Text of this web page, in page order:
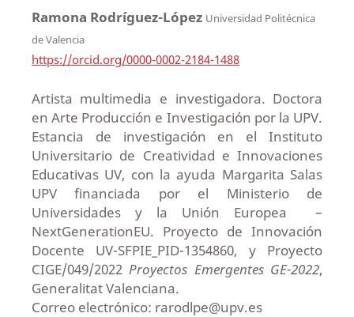
Ramona Rodríguez-López Universidad Politécnica
de Valencia
https://orcid.org/0000-0002-2184-1488
Artista multimedia e investigadora. Doctora
en Arte Producción e Investigación por la UPV.
Estancia de investigación en el Instituto
Universitario de Creatividad e Innovaciones
Educativas UV, con la ayuda Margarita Salas
UPV financiada por el Ministerio de
Universidades y la Unión Europea –
NextGenerationEU. Proyecto de Innovación
Docente UV-SFPIE_PID-1354860, y Proyecto
CIGE/049/2022Proyectos Emergentes GE-2022,
Generalitat Valenciana.
Correo electrónico: rarodlpe@upv.es